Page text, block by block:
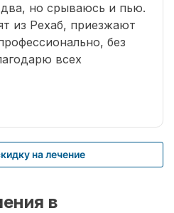
но срываюсь и пью.
из Рехаб, приезжают
без
всех
на лечение
в